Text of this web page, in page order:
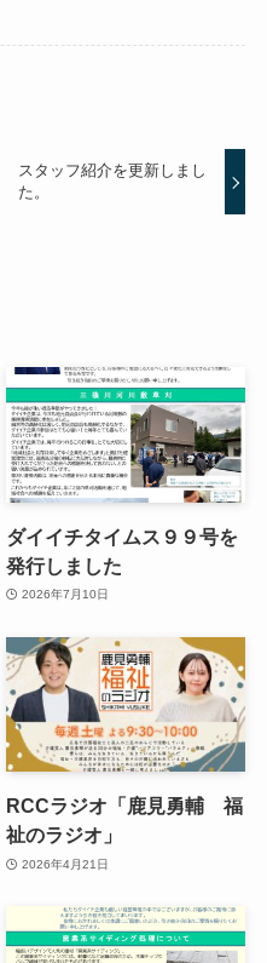
スタッフ紹介を更新しまし
た。
ダイイチタイムス９９号を
発行しました
2026年7月10日
RCCラジオ「鹿見勇輔 福
祉のラジオ」
2026年4月21日